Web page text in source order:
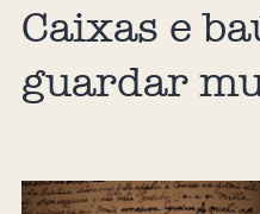
Caixas e
guardar